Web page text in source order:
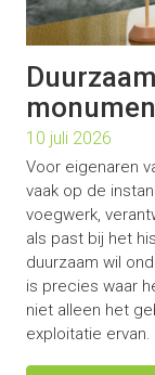
10 juli 2026
Voor eigenaren
vaak op de
voegwerk,
als past bij het
duurzaam wil
is precies waar
niet alleen het
exploitatie ervan.